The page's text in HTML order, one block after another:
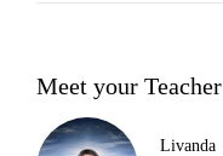
Meet your Teacher
Livanda